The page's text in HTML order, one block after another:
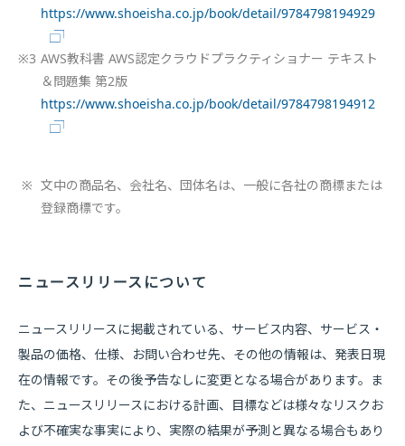
https://www.shoeisha.co.jp/book/detail/9784798194929
※3 AWS教科書 AWS認定クラウドプラクティショナー テキスト
＆問題集 第2版
https://www.shoeisha.co.jp/book/detail/9784798194912
※ 文中の商品名、会社名、団体名は、一般に各社の商標または
登録商標です。
ニュースリリースについて
ニュースリリースに掲載されている、サービス内容、サービス・
製品の価格、仕様、お問い合わせ先、その他の情報は、発表日現
在の情報です。その後予告なしに変更となる場合があります。ま
た、ニュースリリースにおける計画、目標などは様々なリスクお
よび不確実な事実により、実際の結果が予測と異なる場合もあり